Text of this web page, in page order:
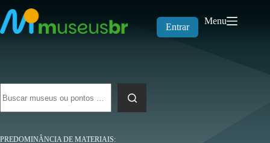
para
o
conteúdo
Entrar
Menu
resultados
PREDOMINÂNCIA DE MATERIAIS